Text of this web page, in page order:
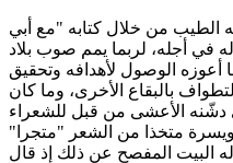
الطيب من خلال كتابه "مع أبي
في أجله، لربما يمم صوب بلاد
أعوزه الوصول لأهدافه وتحقيق
بالبقاع الأخرى، وما كان
دشّنه الأعشى من قبل للشعراء
متخذا من الشعر "متجرا"